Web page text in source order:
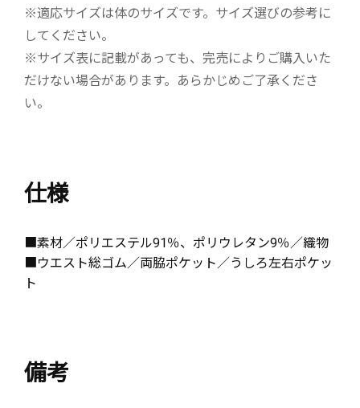
※適応サイズは体のサイズです。サイズ選びの参考に
してください。
※サイズ表に記載があっても、完売によりご購入いた
だけない場合があります。あらかじめご了承くださ
い。
仕様
■素材／ポリエステル91％、ポリウレタン9％／織物
■ウエスト総ゴム／両脇ポケット／うしろ左右ポケッ
ト
備考